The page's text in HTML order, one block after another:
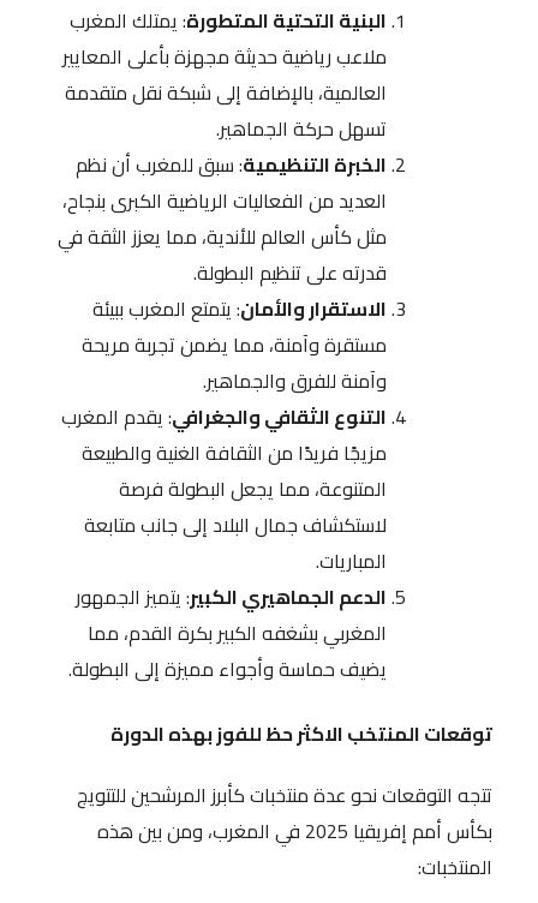
البنية التحتية المتطورة: يمتلك المغرب
ملاعب رياضية حديثة مجهزة بأعلى المعايير
العالمية، بالإضافة إلى شبكة نقل متقدمة
تسهل حركة الجماهير.
الخبرة التنظيمية: سبق للمغرب أن نظم
العديد من الفعاليات الرياضية الكبرى بنجاح،
مثل كأس العالم للأندية، مما يعزز الثقة في
قدرته على تنظيم البطولة.
الاستقرار والأمان: يتمتع المغرب ببيئة
مستقرة وآمنة، مما يضمن تجربة مريحة
وآمنة للفرق والجماهير.
التنوع الثقافي والجغرافي: يقدم المغرب
مزيجًا فريدًا من الثقافة الغنية والطبيعة
المتنوعة، مما يجعل البطولة فرصة
لاستكشاف جمال البلاد إلى جانب متابعة
المباريات.
الدعم الجماهيري الكبير: يتميز الجمهور
المغربي بشغفه الكبير بكرة القدم، مما
يضيف حماسة وأجواء مميزة إلى البطولة.
توقعات المنتخب الاكثر حظ للفوز بهذه الدورة
تتجه التوقعات نحو عدة منتخبات كأبرز المرشحين للتتويج
بكأس أمم إفريقيا 2025 في المغرب، ومن بين هذه
المنتخبات: